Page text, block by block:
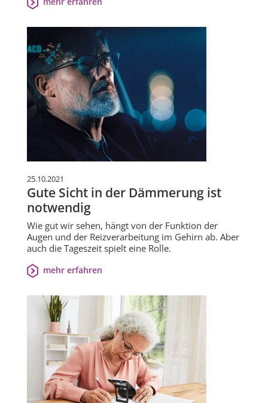
25.10.2021
Gute Sicht in der Dämmerung ist
notwendig
Wie gut wir sehen, hängt von der Funktion der
Augen und der Reizverarbeitung im Gehirn ab. Aber
auch die Tageszeit spielt eine Rolle.
mehr erfahren